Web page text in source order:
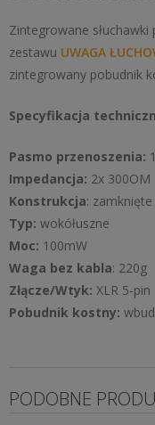
Zintegrowane
zestawu UWAGA
zintegrowany pobudnik
Specyfikacja
Pasmo przenoszenia:
Impedancja: 2x 300OM
Konstrukcja: zamknięte
Typ: wokółuszne
Moc: 100mW
Waga bez kabla: 220g
Złącze/Wtyk: XLR 5-pin
Pobudnik kostny:
PODOBNE